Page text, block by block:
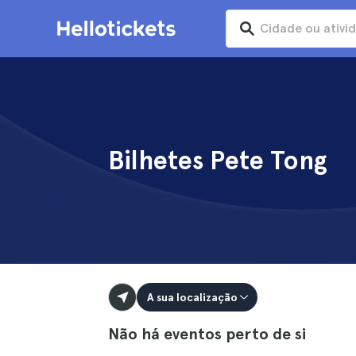
Bilhetes Pete Tong
A sua localização
Não há eventos perto de si